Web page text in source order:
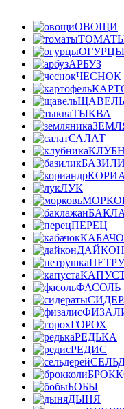
ОВОЩИ
ОГУРЦЫ
АРБУЗ
ЧЕСНОК
ЩАВЕЛЬ
ТЫКВА
САЛАТ
ЛУК
ПЕРЕЦ
ДАЙКОН
ФАСОЛЬ
ГОРОХ
РЕДЬКА
РЕДИС
БОБЫ
ДЫНЯ